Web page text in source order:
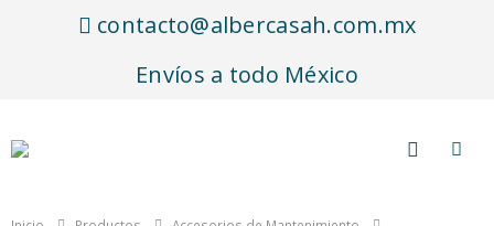
contacto@albercasah.com.mx
Envíos a todo México